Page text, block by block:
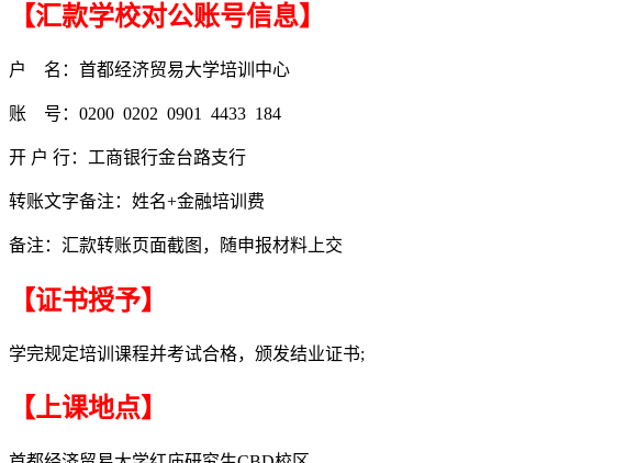
【汇款学校对公账号信息】
户 名：首都经济贸易大学培训中心
账 号：0200 0202 0901 4433 184
开 户 行：工商银行金台路支行
转账文字备注：姓名+金融培训费
备注：汇款转账页面截图，随申报材料上交
【证书授予】
学完规定培训课程并考试合格，颁发结业证书;
【上课地点】